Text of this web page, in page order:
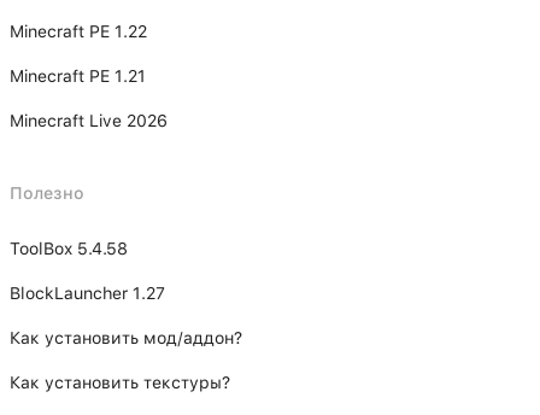
Minecraft PE 1.22
Minecraft PE 1.21
Minecraft Live 2026
Полезно
ToolBox 5.4.58
BlockLauncher 1.27
Как установить мод/аддон?
Как установить текстуры?